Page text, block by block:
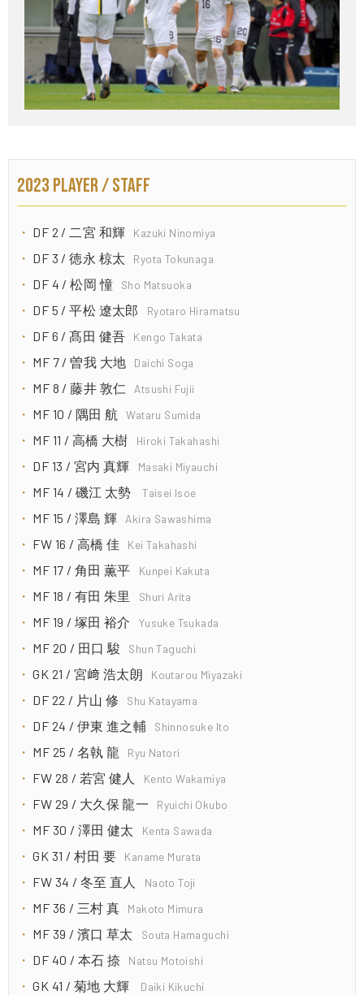
2023 PLAYER / STAFF
DF 2 / 二宮 和輝 Kazuki Ninomiya
DF 3 / 徳永 椋太 Ryota Tokunaga
DF 4 / 松岡 憧 Sho Matsuoka
DF 5 / 平松 遼太郎 Ryotaro Hiramatsu
DF 6 / 髙田 健吾 Kengo Takata
MF 7 / 曽我 大地 Daichi Soga
MF 8 / 藤井 敦仁 Atsushi Fujii
MF 10 / 隅田 航 Wataru Sumida
MF 11 / 高橋 大樹 Hiroki Takahashi
DF 13 / 宮内 真輝 Masaki Miyauchi
MF 14 / 磯江 太勢 Taisei Isoe
MF 15 / 澤島 輝 Akira Sawashima
FW 16 / 高橋 佳 Kei Takahashi
MF 17 / 角田 薫平 Kunpei Kakuta
MF 18 / 有田 朱里 Shuri Arita
MF 19 / 塚田 裕介 Yusuke Tsukada
MF 20 / 田口 駿 Shun Taguchi
GK 21 / 宮﨑 浩太朗 Koutarou Miyazaki
DF 22 / 片山 修 Shu Katayama
DF 24 / 伊東 進之輔 Shinnosuke Ito
MF 25 / 名執 龍 Ryu Natori
FW 28 / 若宮 健人 Kento Wakamiya
FW 29 / 大久保 龍一 Ryuichi Okubo
MF 30 / 澤田 健太 Kenta Sawada
GK 31 / 村田 要 Kaname Murata
FW 34 / 冬至 直人 Naoto Toji
MF 36 / 三村 真 Makoto Mimura
MF 39 / 濱口 草太 Souta Hamaguchi
DF 40 / 本石 捺 Natsu Motoishi
GK 41 / 菊地 大輝 Daiki Kikuchi